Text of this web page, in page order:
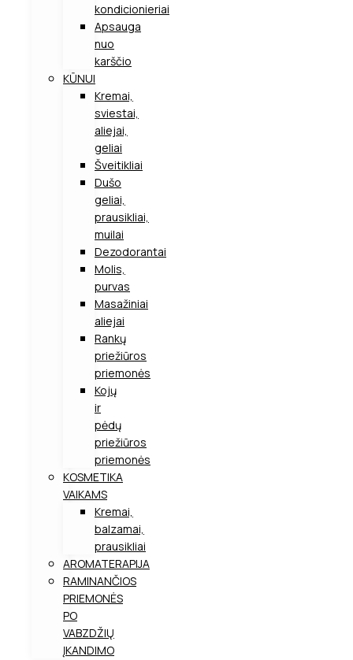
kondicionieriai
Apsauga
nuo
karščio
KŪNUI
Kremai,
sviestai,
aliejai,
geliai
Šveitikliai
Dušo
geliai,
prausikliai,
muilai
Dezodorantai
Molis,
purvas
Masažiniai
aliejai
Rankų
priežiūros
priemonės
Kojų
ir
pėdų
priežiūros
priemonės
KOSMETIKA
VAIKAMS
Kremai,
balzamai,
prausikliai
AROMATERAPIJA
RAMINANČIOS
PRIEMONĖS
PO
VABZDŽIŲ
ĮKANDIMO